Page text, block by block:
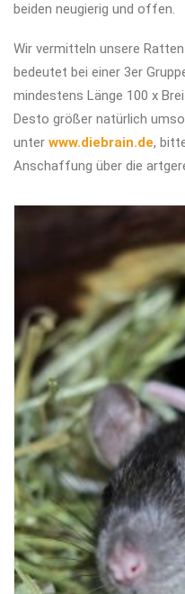
beiden neugierig und offen.
Wir vermitteln unsere
bedeutet bei einer 3er
mindestens Länge 100 x
Desto größer natürlich
unter www.diebrain.de,
Anschaffung über die